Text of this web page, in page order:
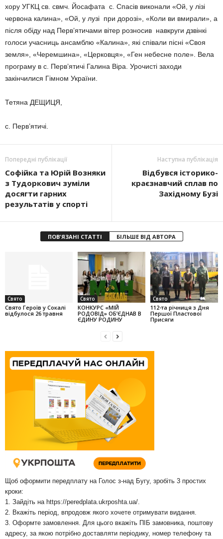
хору УГКЦ св. свмч. Йосафата с. Спасів виконали «Ой, у лізі
червона калина», «Ой, у лузі при дорозі», «Коли ви вмирали», а
після обіду над Перв’ятичами вітер розносив навкруги дзвінкі
голоси учасниць ансамблю «Калина», які співали пісні «Своя
земля», «Черемшина», «Церковця», «Ген небесне поле». Вела
програму в с. Перв’ятичі Галина Віра. Урочисті заходи
закінчилися Гімном України.
Тетяна ДЕЩИЦЯ,
с. Перв’ятичі.
Попередні публікації
Софійка та Юрій Возняки
з Тудоркович зуміли
досягти гарних
результатів у спорті
Наступна публікація
Відбувся історико-
краєзнавчий сплав по
Західному Бузі
ПОВ'ЯЗАНІ СТАТТІ БІЛЬШЕ ВІД АВТОРА
Свято
Свято Героїв у Сокалі
відбулося 26 травня
Свято
КОНКУРС «МІЙ
РОДОВІД» ОБ’ЄДНАВ В
ЄДИНУ РОДИНУ
Свято
112-та річниця з Дня
Першої Пластової
Присяги
Щоб оформити передплату на Голос з-над Бугу, зробіть 3 простих
кроки:
1. Зайдіть на https://peredplata.ukrposhta.ua/
2. Вкажіть період, впродовж якого хочете отримувати видання.
3. Оформте замовлення. Для цього вкажіть ПІБ замовника, поштову
адресу, за якою потрібно доставляти періодику, номер телефону та